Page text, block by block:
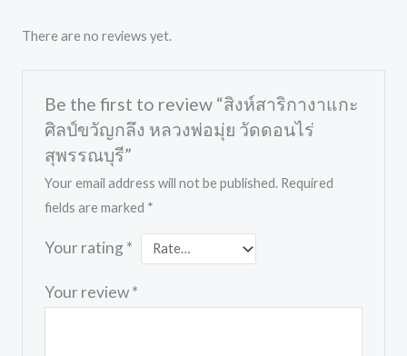
There are no reviews yet.
Be the first to review “สิงห์สาริกางาแกะ
ศิลป์ขวัญกลึง หลวงพ่อมุ่ย วัดดอนไร่
สุพรรณบุรี”
Your email address will not be published. Required
fields are marked *
Your rating *
Your review*